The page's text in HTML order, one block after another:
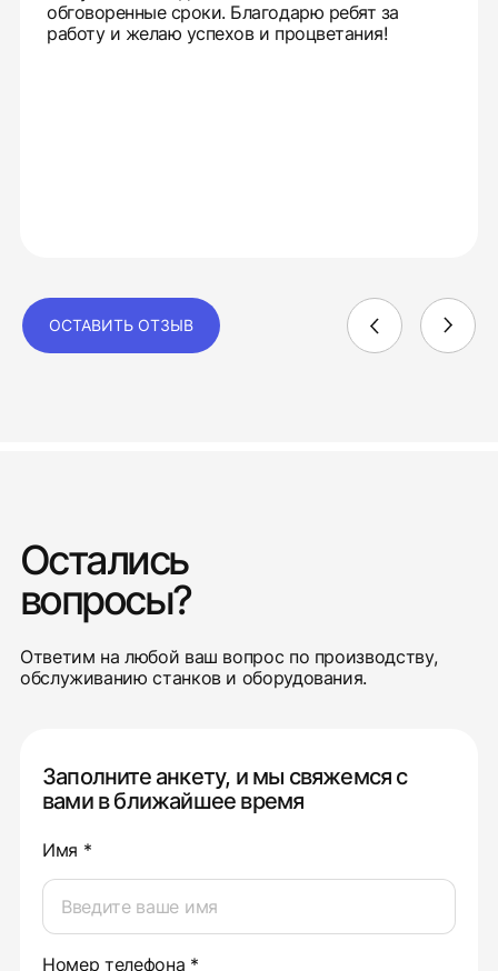
обговоренные сроки. Благодарю ребят за
работу и желаю успехов и процветания!
ОСТАВИТЬ ОТЗЫВ
Остались
вопросы?
Ответим на любой ваш вопрос по производству,
обслуживанию станков и оборудования.
Заполните анкету, и мы свяжемся с
вами в ближайшее время
Имя *
Номер телефона *